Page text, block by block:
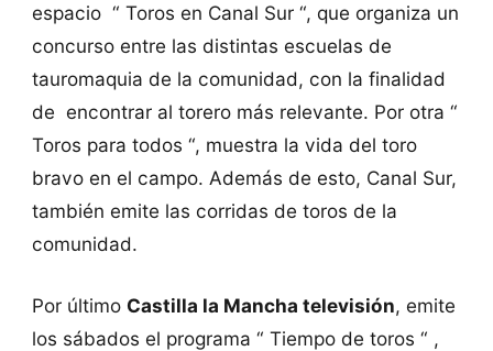
espacio “ Toros en Canal Sur “, que organiza un
concurso entre las distintas escuelas de
tauromaquia de la comunidad, con la finalidad
de encontrar al torero más relevante. Por otra “
Toros para todos “, muestra la vida del toro
bravo en el campo. Además de esto, Canal Sur,
también emite las corridas de toros de la
comunidad.
Por último Castilla la Mancha televisión, emite
los sábados el programa “ Tiempo de toros “ ,